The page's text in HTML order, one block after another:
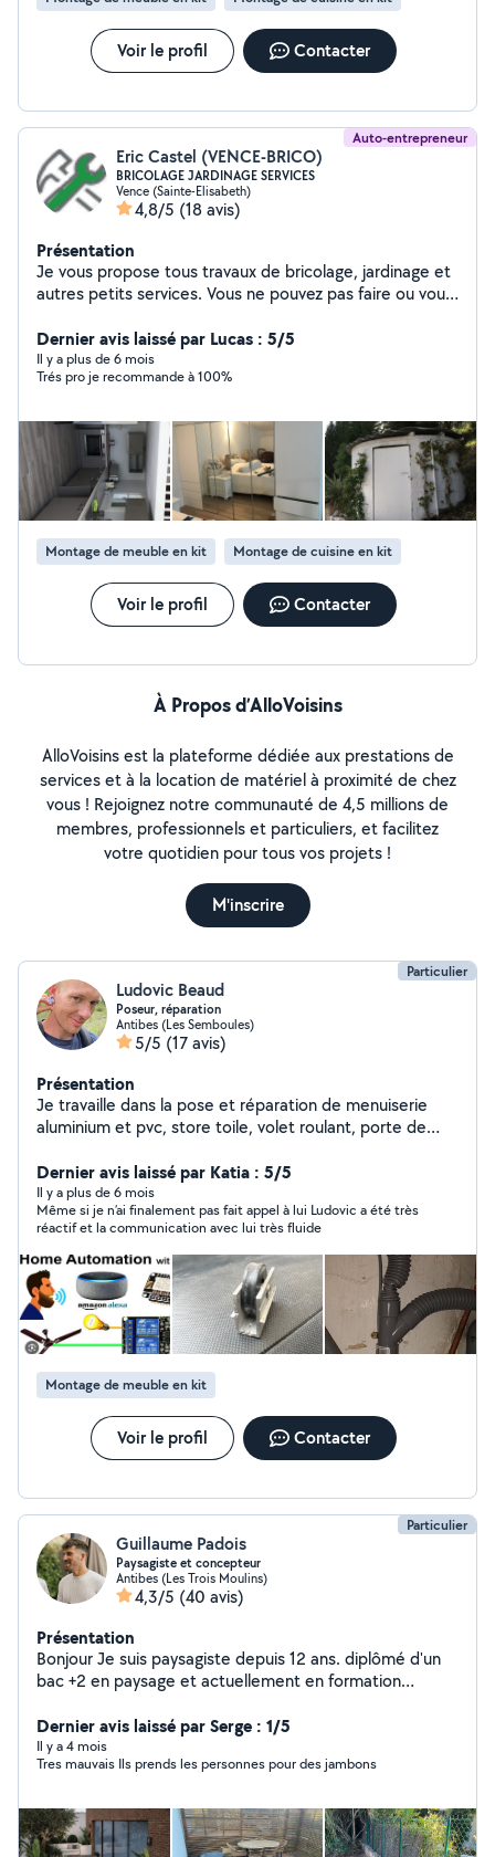
mesure, adaptées à votre besoin. Travail local Conseils
personnalisés Fabrication à la demande Petite pièce : à
partir de 10 Pièce fonctionnelle : 25 à 60 Modélisation
sur mesure : 30 et + Modélisation : sur devis Passez en
Voir le profil Contacter
Auto-entrepreneur
Eric Castel (VENCE-BRICO)
BRICOLAGE JARDINAGE SERVICES
Vence (Sainte-Elisabeth)
4,8/5 (18 avis)
Présentation
Je vous propose tous travaux de bricolage, jardinage et
autres petits services. Vous ne pouvez pas faire ou vous
Dernier avis laissé par Lucas : 5/5
Il y a plus de 6 mois
Trés pro je recommande à 100%
Montage de meuble en kit Montage de cuisine en kit
Voir le profil Contacter
À Propos d’AlloVoisins
AlloVoisins est la plateforme dédiée aux prestations de
services et à la location de matériel à proximité de chez
vous ! Rejoignez notre communauté de 4,5 millions de
membres, professionnels et particuliers, et facilitez
votre quotidien pour tous vos projets !
M'inscrire
Particulier
Ludovic Beaud
Poseur, réparation
Antibes (Les Semboules)
5/5 (17 avis)
Présentation
Je travaille dans la pose et réparation de menuiserie
aluminium et pvc, store toile, volet roulant, porte de
changement de serrure et autre quincaillerie, j'ai aussi
fait l'aménagement complet d'un fourgon aménagé, je
peux intervenir le soir après mon travail ou entre midi et
deux à ma pause du midi, appelez moi ou envoyez moi
un message pour discuter de votre problème et
prenons rendez-vous
Dernier avis laissé par Katia : 5/5
Il y a plus de 6 mois
Même si je n’ai finalement pas fait appel à lui Ludovic a été très
réactif et la communication avec lui très fluide
Montage de meuble en kit
Voir le profil Contacter
Particulier
Guillaume Padois
Paysagiste et concepteur
Antibes (Les Trois Moulins)
4,3/5 (40 avis)
Présentation
Bonjour Je suis paysagiste depuis 12 ans. diplômé d'un
bac +2 en paysage et actuellement en formation
complet et manuel que ce soit en conception, création,
entretien ou encore montage de meuble en kit. je suis
sérieux, professionnel, ponctuel, soigneux, travail de
Dernier avis laissé par Serge : 1/5
Il y a 4 mois
Tres mauvais Ils prends les personnes pour des jambons